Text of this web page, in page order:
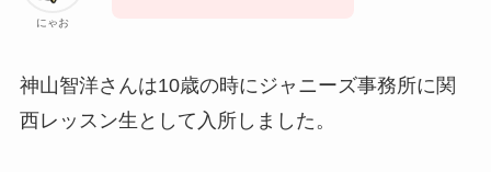
にゃお
神山智洋さんは10歳の時にジャニーズ事務所に関
西レッスン生として入所しました。